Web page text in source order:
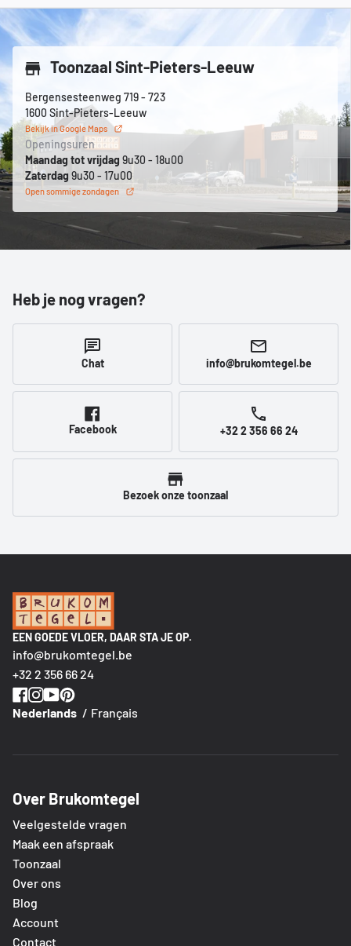
Toonzaal Sint-Pieters-Leeuw
Bergensesteenweg 719 - 723
1600 Sint-Pieters-Leeuw
Bekijk in Google Maps
Openingsuren
Maandag tot vrijdag 9u30 - 18u00
Zaterdag 9u30 - 17u00
Open sommige zondagen
Heb je nog vragen?
Chat info@brukomtegel.be
Facebook +32 2 356 66 24
Bezoek onze toonzaal
EEN GOEDE VLOER, DAAR STA JE OP.
info@brukomtegel.be
+32 2 356 66 24
Nederlands Français
Over Brukomtegel
Veelgestelde vragen
Maak een afspraak
Toonzaal
Over ons
Blog
Account
Contact